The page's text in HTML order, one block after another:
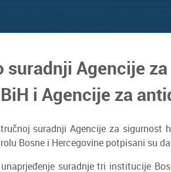
Agencije
i Agencije za
suradnji Agencije za sigurnost
Bosne i Hercegovine potpisani su
suradnje tri institucije